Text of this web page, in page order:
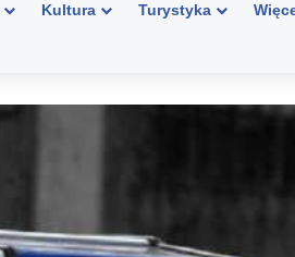
Kultura Turystyka